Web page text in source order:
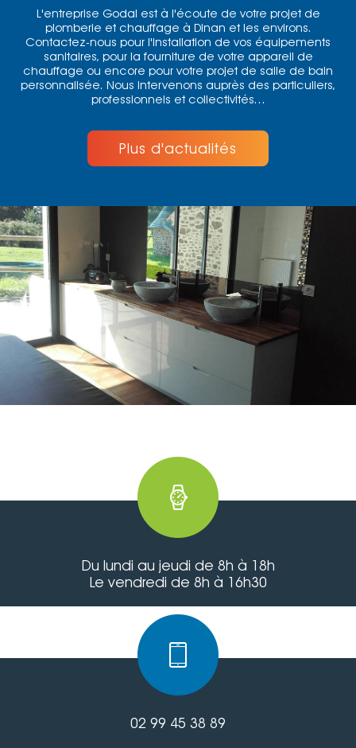
L'entreprise Godal est à l'écoute de votre projet de
plomberie et chauffage à Dinan et les environs.
Contactez-nous pour l'installation de vos équipements
sanitaires, pour la fourniture de votre appareil de
chauffage ou encore pour votre projet de salle de bain
personnalisée. Nous intervenons auprès des particuliers,
professionnels et collectivités...
Plus d'actualités
Du lundi au jeudi de 8h à 18h
Le vendredi de 8h à 16h30
02 99 45 38 89